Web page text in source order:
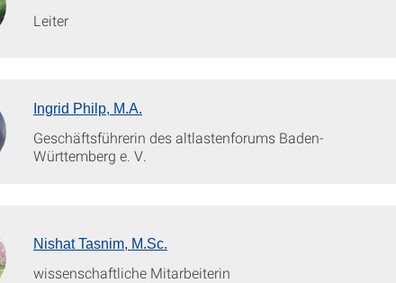
Leiter
Ingrid Philp, M.A.
Geschäftsführerin des altlastenforums Baden-
Württemberg e. V.
Nishat Tasnim, M.Sc.
wissenschaftliche Mitarbeiterin